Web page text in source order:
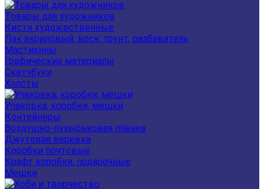
Товары для художников
Кисти художественные
Лак акриловый, воск, грунт, разбавитель
Мастихины
Графические материалы
Скетчбуки
Холсты
Упаковка, коробки, мешки
Контейнеры
Воздушно-пузырьковая плёнка
Джутовая веревка
Коробки почтовые
Крафт коробки, подарочные
Мешки